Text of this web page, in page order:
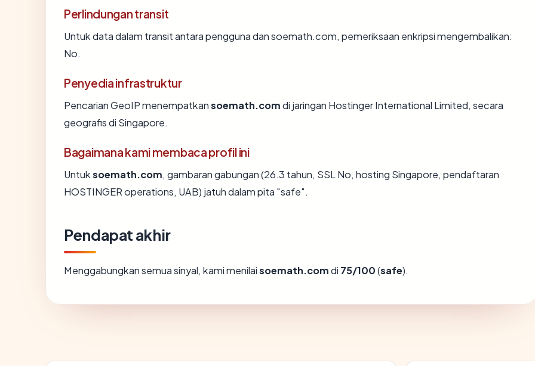
Perlindungan transit
Untuk data dalam transit antara pengguna dan soemath.com, pemeriksaan enkripsi mengembalikan:
No.
Penyedia infrastruktur
Pencarian GeoIP menempatkansoemath.comdi jaringan Hostinger International Limited, secara
geografis di Singapore.
Bagaimana kami membaca profil ini
Untuksoemath.com, gambaran gabungan (26.3 tahun, SSL No, hosting Singapore, pendaftaran
HOSTINGER operations, UAB) jatuh dalam pita "safe".
Pendapat akhir
Menggabungkan semua sinyal, kami menilaisoemath.comdi 75/100(safe).